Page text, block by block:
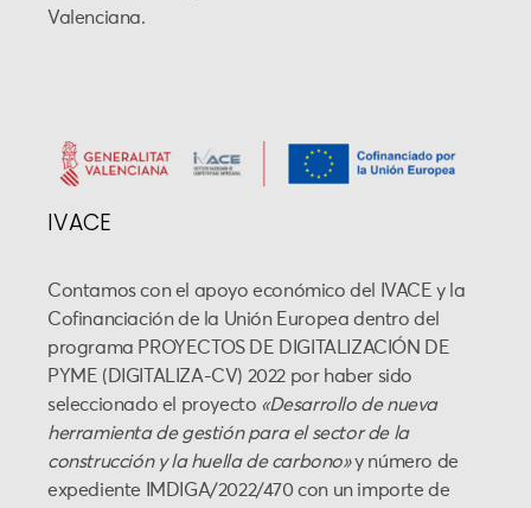
Valenciana.
IVACE
Contamos con el apoyo económico del IVACE y la
Cofinanciación de la Unión Europea dentro del
programa PROYECTOS DE DIGITALIZACIÓN DE
PYME (DIGITALIZA-CV) 2022 por haber sido
seleccionado el proyecto «Desarrollo de nueva
herramienta de gestión para el sector de la
construcción y la huella de carbono»y número de
expediente IMDIGA/2022/470 con un importe de